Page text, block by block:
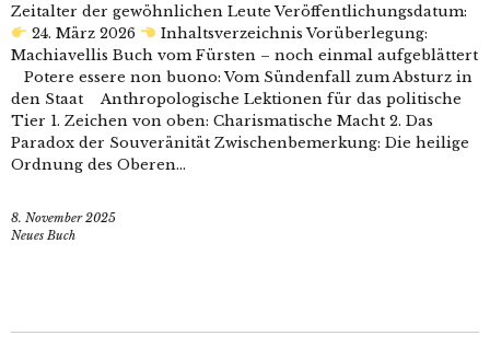
Zeitalter der gewöhnlichen Leute Veröffentlichungsdatum:
24. März 2026
Inhaltsverzeichnis Vorüberlegung:
Machiavellis Buch vom Fürsten – noch einmal aufgeblättert
Potere essere non buono: Vom Sündenfall zum Absturz in
den Staat Anthropologische Lektionen für das politische
Tier 1. Zeichen von oben: Charismatische Macht 2. Das
Paradox der Souveränität Zwischenbemerkung: Die heilige
Ordnung des Oberen...
8. November 2025
Neues Buch